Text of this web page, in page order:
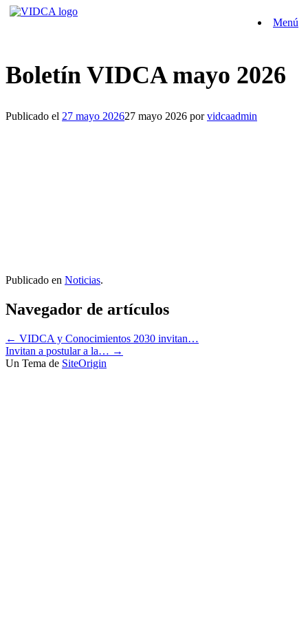
Saltar
Menú
Boletín VIDCA mayo 2026
Publicado el 27 mayo 202627 mayo 2026 porvidcaadmin
Publicado en Noticias.
Navegador de artículos
← VIDCA y Conocimientos 2030 invitan…
Invitan a postular a la… →
Un Tema de SiteOrigin